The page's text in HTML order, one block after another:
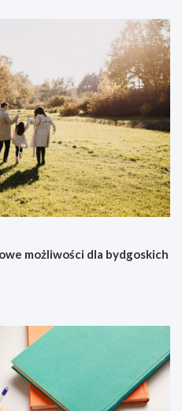
możliwości dla bydgoskich